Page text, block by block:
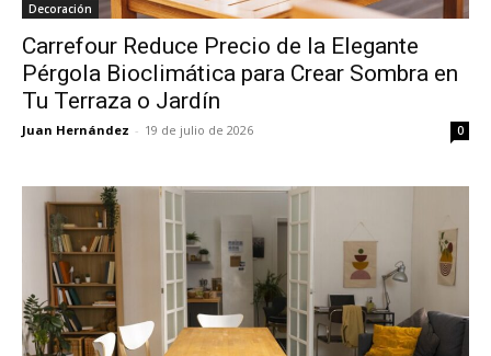
Decoración
Carrefour Reduce Precio de la Elegante
Pérgola Bioclimática para Crear Sombra en
Tu Terraza o Jardín
Juan Hernández - 19 de julio de 2026 0